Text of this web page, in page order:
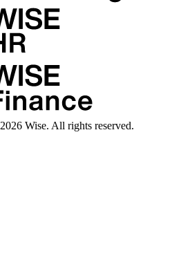
2026 Wise. All rights reserved.